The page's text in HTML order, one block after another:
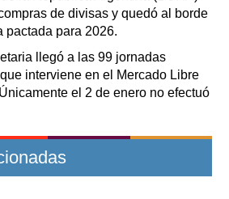
de divisas y quedó al borde
pactada para 2026.
llegó a las 99 jornadas
interviene en el Mercado Libre
el 2 de enero no efectuó